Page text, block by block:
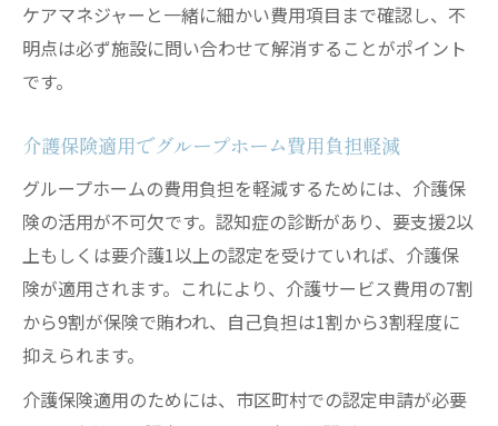
ケアマネジャーと一緒に細かい費用項目まで確認し、不
明点は必ず施設に問い合わせて解消することがポイント
です。
介護保険適用でグループホーム費用負担軽減
グループホームの費用負担を軽減するためには、介護保
険の活用が不可欠です。認知症の診断があり、要支援2以
上もしくは要介護1以上の認定を受けていれば、介護保
険が適用されます。これにより、介護サービス費用の7割
から9割が保険で賄われ、自己負担は1割から3割程度に
抑えられます。
介護保険適用のためには、市区町村での認定申請が必要